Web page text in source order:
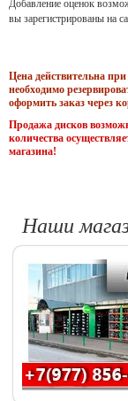
Добавление оценок
вы зарегистрированы на
Цена действительна
необходимо
оформить заказ через
Продажа дисков
количества
магазина!
Наши